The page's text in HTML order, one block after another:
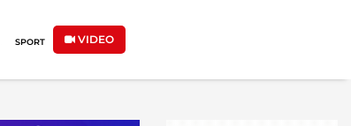
SPORT VIDEO